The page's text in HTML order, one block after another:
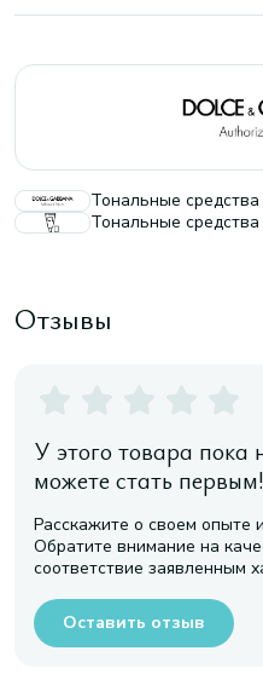
Тональные
Тональные средства
Отзывы
У этого товара пока
можете стать первым!
Расскажите о своем опыте
Обратите внимание на
соответствие заявленным
Оставить отзыв